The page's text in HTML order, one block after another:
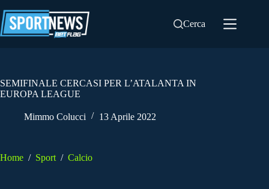
al
contenuto
Cerca
SEMIFINALE CERCASI PER L’ATALANTA IN
EUROPA LEAGUE
Mimmo Colucci 13 Aprile 2022
Home / Sport / Calcio